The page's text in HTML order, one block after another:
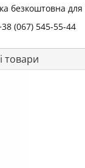
безкоштовна для
(067) 545-55-44
товари